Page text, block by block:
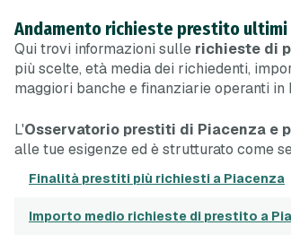
Andamento richieste prestito ultimi
Qui trovi informazioni sulle richieste di
più scelte, età media dei richiedenti,
maggiori banche e finanziarie operanti in
L'Osservatorio prestiti di Piacenza e
alle tue esigenze ed è strutturato come
Finalità prestiti più richiesti a Piacenza
Importo medio richieste di prestito a